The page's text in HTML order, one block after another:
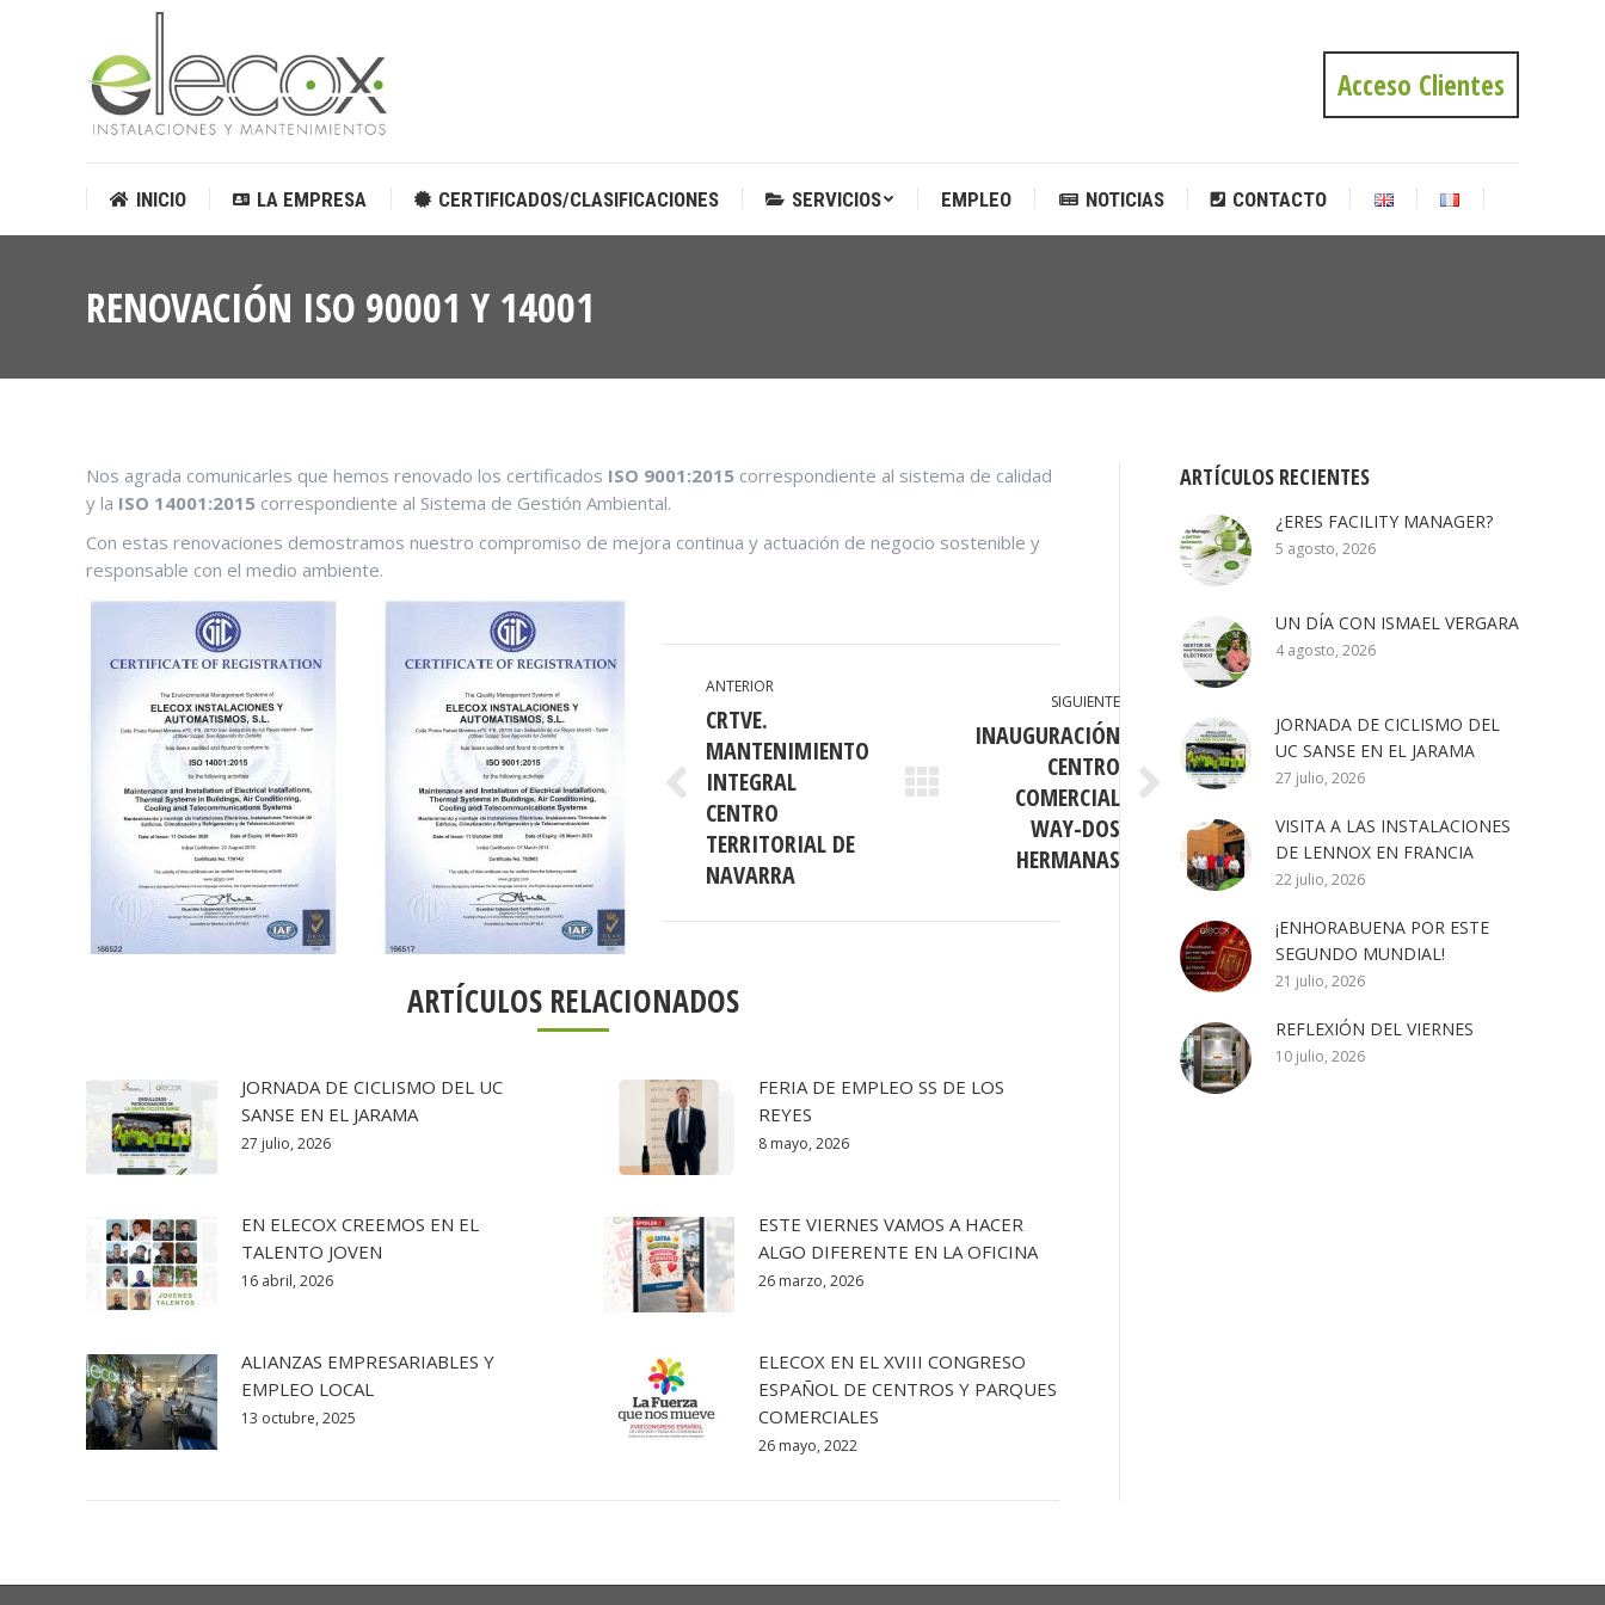
Acceso Clientes
INICIO LA EMPRESA CERTIFICADOS/CLASIFICACIONES SERVICIOS EMPLEO NOTICIAS CONTACTO
RENOVACIÓN ISO 90001 Y 14001
Nos agrada comunicarles que hemos renovado los certificados ISO 9001:2015 correspondiente al sistema de calidad
y la ISO 14001:2015 correspondiente al Sistema de Gestión Ambiental.
Con estas renovaciones demostramos nuestro compromiso de mejora continua y actuación de negocio sostenible y
responsable con el medio ambiente.
NAVEGACIÓN
ENTRE
PUBLICACIONES
ANTERIOR
Publicación
anterior:
CRTVE.
MANTENIMIENTO
INTEGRAL
CENTRO
TERRITORIAL DE
NAVARRA
SIGUIENTE
Publicación
siguiente:
INAUGURACIÓN
CENTRO
COMERCIAL
WAY-DOS
HERMANAS
ARTÍCULOS RELACIONADOS
JORNADA DE CICLISMO DEL UC
SANSE EN EL JARAMA
27 julio, 2026
FERIA DE EMPLEO SS DE LOS
REYES
8 mayo, 2026
EN ELECOX CREEMOS EN EL
TALENTO JOVEN
16 abril, 2026
ESTE VIERNES VAMOS A HACER
ALGO DIFERENTE EN LA OFICINA
26 marzo, 2026
ALIANZAS EMPRESARIABLES Y
EMPLEO LOCAL
13 octubre, 2025
ELECOX EN EL XVIII CONGRESO
ESPAÑOL DE CENTROS Y PARQUES
COMERCIALES
26 mayo, 2022
ARTÍCULOS RECIENTES
¿ERES FACILITY MANAGER?
5 agosto, 2026
UN DÍA CON ISMAEL VERGARA
4 agosto, 2026
JORNADA DE CICLISMO DEL
UC SANSE EN EL JARAMA
27 julio, 2026
VISITA A LAS INSTALACIONES
DE LENNOX EN FRANCIA
22 julio, 2026
¡ENHORABUENA POR ESTE
SEGUNDO MUNDIAL!
21 julio, 2026
REFLEXIÓN DEL VIERNES
10 julio, 2026